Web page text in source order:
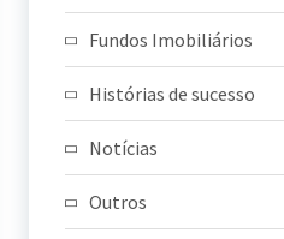
Fundos Imobiliários
Histórias de sucesso
Notícias
Outros